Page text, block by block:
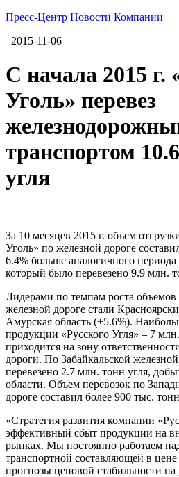
Пресс-Центр Новости Компании
2015-11-06
С начала 2015 г.
Уголь» перевез
транспортом
угля
За 10 месяцев 2015 г. объем
Уголь» по железной дороге
6.4% больше аналогичного периода
который было перевезено 9.9 млн.
Лидерами по темпам роста объемов
железной дороге стали
Амурская область (+5.6%).
продукции «Русского Угля» – 7
приходится на зону
дороги. По Забайкальской железной
перевезено 2.7 млн. тонн угля,
области. Объем перевозок по
дороге составил более 900 тыс.
«Стратегия развития компании
эффективный сбыт продукции на
рынках. Мы постоянно работаем
транспортной составляющей в
прогнозы ценовой стабильности